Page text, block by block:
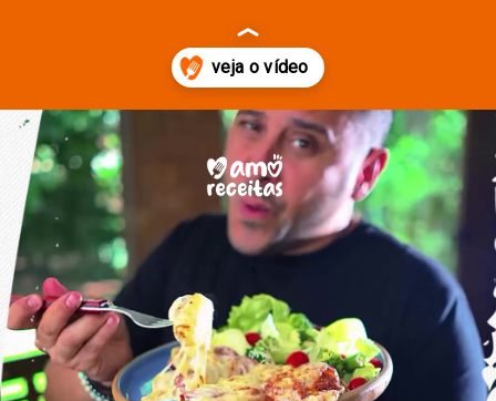
Opening https://www.amoreceitas.org/noticias/696/receita-maravilhosa-de-batata-com-calabresa-sabor-e-aconchego-em-cada-garfada